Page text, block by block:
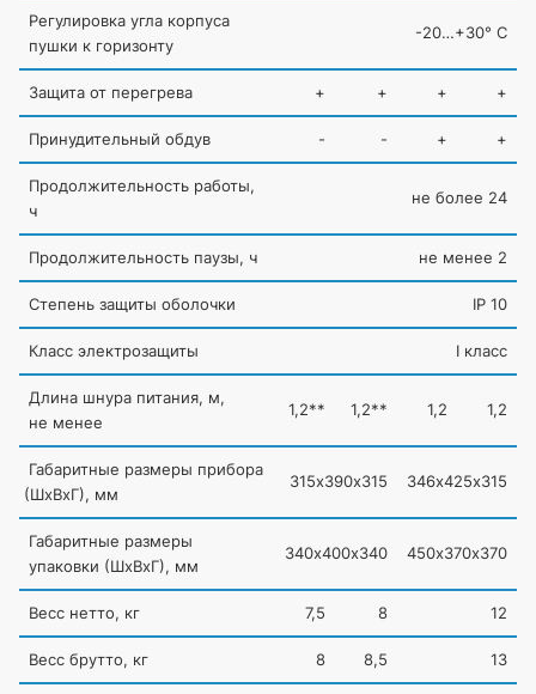
Регулировка угла корпуса
пушки к горизонту
-20…+30° С
Защита от перегрева + + + +
Принудительный обдув - - + +
Продолжительность работы,
ч
не более 24
Продолжительность паузы, ч не менее 2
Степень защиты оболочки IP 10
Класс электрозащиты I класс
Длина шнура питания, м,
не менее
1,2** 1,2** 1,2 1,2
Габаритные размеры прибора
(ШхВхГ), мм
315х390х315 346х425х315
Габаритные размеры
упаковки (ШхВхГ), мм
340х400х340 450х370х370
Весс нетто, кг 7,5 8 12
Весс брутто, кг 8 8,5 13